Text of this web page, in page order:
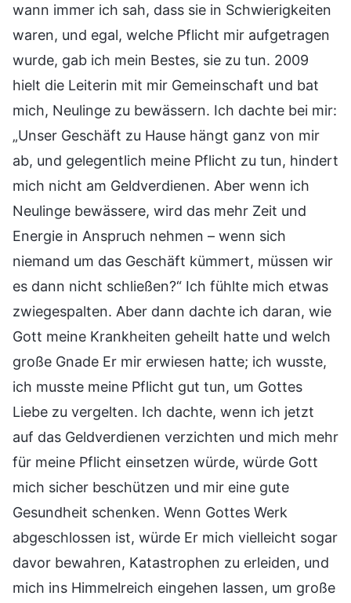
wann immer ich sah, dass sie in Schwierigkeiten
waren, und egal, welche Pflicht mir aufgetragen
wurde, gab ich mein Bestes, sie zu tun. 2009
hielt die Leiterin mit mir Gemeinschaft und bat
mich, Neulinge zu bewässern. Ich dachte bei mir:
„Unser Geschäft zu Hause hängt ganz von mir
ab, und gelegentlich meine Pflicht zu tun, hindert
mich nicht am Geldverdienen. Aber wenn ich
Neulinge bewässere, wird das mehr Zeit und
Energie in Anspruch nehmen – wenn sich
niemand um das Geschäft kümmert, müssen wir
es dann nicht schließen?“ Ich fühlte mich etwas
zwiegespalten. Aber dann dachte ich daran, wie
Gott meine Krankheiten geheilt hatte und welch
große Gnade Er mir erwiesen hatte; ich wusste,
ich musste meine Pflicht gut tun, um Gottes
Liebe zu vergelten. Ich dachte, wenn ich jetzt
auf das Geldverdienen verzichten und mich mehr
für meine Pflicht einsetzen würde, würde Gott
mich sicher beschützen und mir eine gute
Gesundheit schenken. Wenn Gottes Werk
abgeschlossen ist, würde Er mich vielleicht sogar
davor bewahren, Katastrophen zu erleiden, und
mich ins Himmelreich eingehen lassen, um große